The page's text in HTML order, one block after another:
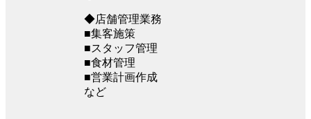
◆店舗管理業務
■集客施策
■スタッフ管理
■食材管理
■営業計画作成
など